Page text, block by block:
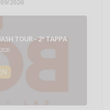
2026
TOUR - 2ª TAPPA